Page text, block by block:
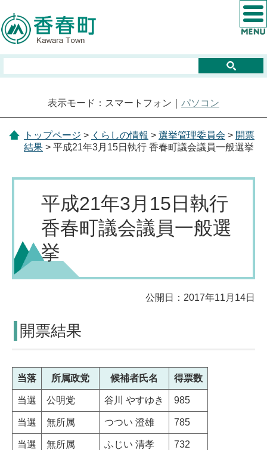
表示モード：スマートフォン｜ パソコン
トップページ > くらしの情報 > 選挙管理委員会 > 開票
結果 > 平成21年3月15日執行 香春町議会議員一般選挙
平成21年3月15日執行
香春町議会議員一般選
挙
公開日：2017年11月14日
開票結果
当落 所属政党 候補者氏名 得票数
当選 公明党 谷川 やすゆき 985
当選 無所属 つつい 澄雄 785
当選 無所属 ふじい 清孝 732